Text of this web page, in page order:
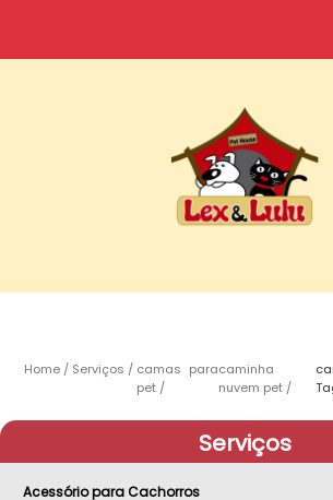
Home Serviços
camas para
pet
caminha
nuvem pet
Serviços
Acessório para Cachorros